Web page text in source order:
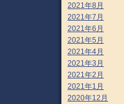
2021年8月
2021年7月
2021年6月
2021年5月
2021年4月
2021年3月
2021年2月
2021年1月
2020年12月